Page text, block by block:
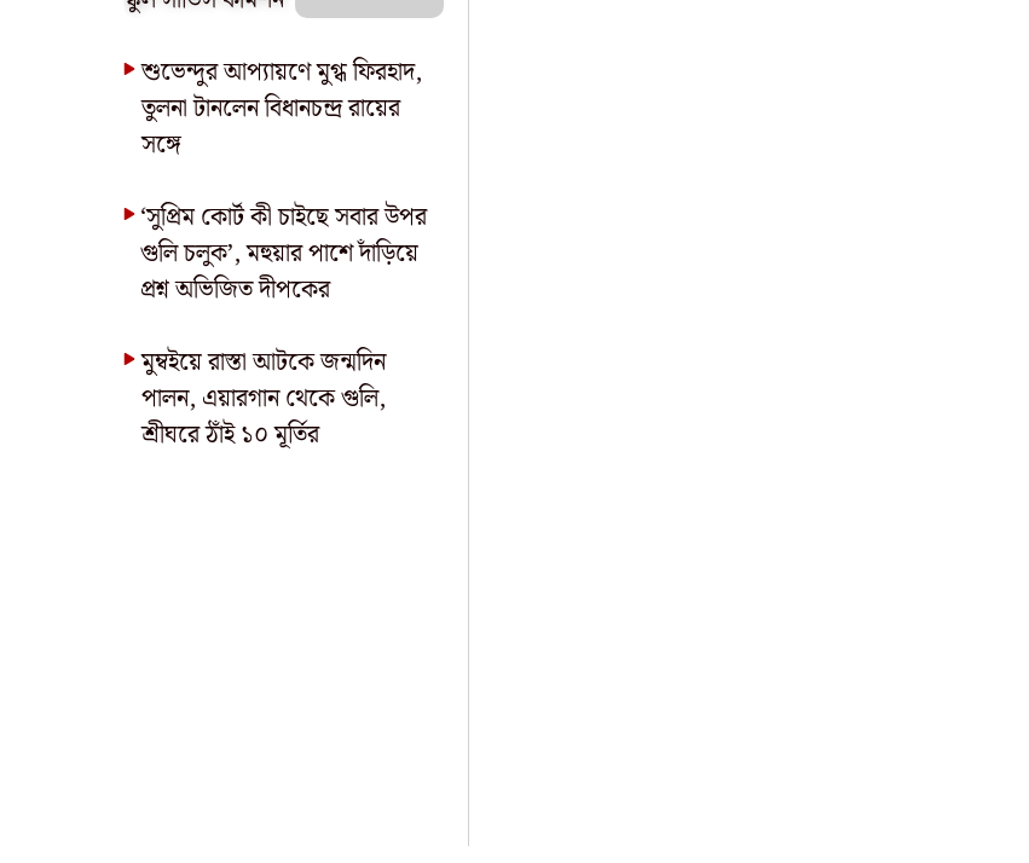
শুভেন্দুর আপ্যায়ণে মুগ্ধ ফিরহাদ,
তুলনা টানলেন বিধানচন্দ্র রায়ের
সঙ্গে
‘সুপ্রিম কোর্ট কী চাইছে সবার উপর
গুলি চলুক’, মহুয়ার পাশে দাঁড়িয়ে
প্রশ্ন অভিজিত দীপকের
মুম্বইয়ে রাস্তা আটকে জন্মদিন
পালন, এয়ারগান থেকে গুলি,
শ্রীঘরে ঠাঁই ১০ মূর্তির